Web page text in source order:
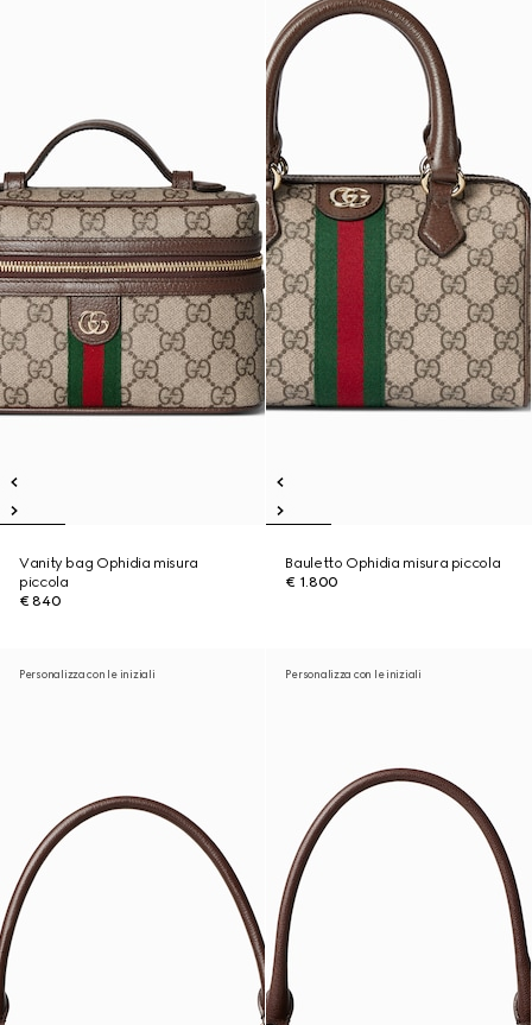
Vanity bag Ophidia misura
piccola
€ 840
Bauletto Ophidia misura piccola
€ 1.800
Personalizza con le iniziali Personalizza con le iniziali